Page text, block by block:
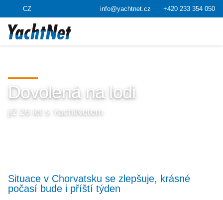
CZ info@yachtnet.cz +420 233 354 050
Dovolená na lodi
již 26 let s YachtNetem
Situace v Chorvatsku se zlepšuje, krásné
počasí bude i příští týden